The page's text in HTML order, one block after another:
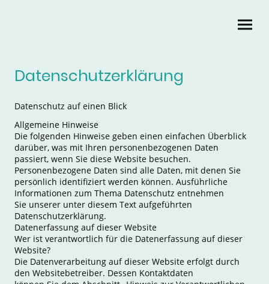
Datenschutzerklärung
Datenschutz auf einen Blick
Allgemeine Hinweise
Die folgenden Hinweise geben einen einfachen Überblick
darüber, was mit Ihren personenbezogenen Daten
passiert, wenn Sie diese Website besuchen.
Personenbezogene Daten sind alle Daten, mit denen Sie
persönlich identifiziert werden können. Ausführliche
Informationen zum Thema Datenschutz entnehmen
Sie unserer unter diesem Text aufgeführten
Datenschutzerklärung.
Datenerfassung auf dieser Website
Wer ist verantwortlich für die Datenerfassung auf dieser
Website?
Die Datenverarbeitung auf dieser Website erfolgt durch
den Websitebetreiber. Dessen Kontaktdaten